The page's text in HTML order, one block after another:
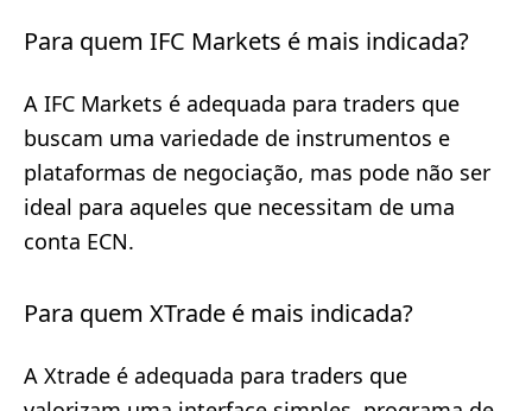
Para quem IFC Markets é mais indicada?
A IFC Markets é adequada para traders que
buscam uma variedade de instrumentos e
plataformas de negociação, mas pode não ser
ideal para aqueles que necessitam de uma
conta ECN.
Para quem XTrade é mais indicada?
A Xtrade é adequada para traders que